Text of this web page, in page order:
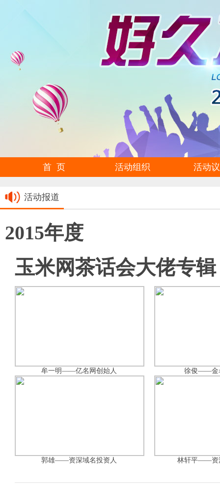
首 页 活动组织 活动
活动报道
2015年度
玉米网茶话会大佬专辑
牟一明——亿名网创始人 徐俊——金
郭雄——资深域名投资人 林轩平——资